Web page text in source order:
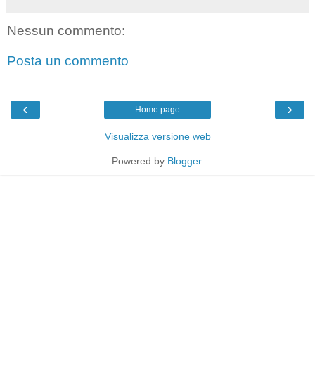
Nessun commento:
Posta un commento
‹ ›
Home page
Visualizza versione web
Powered by Blogger.